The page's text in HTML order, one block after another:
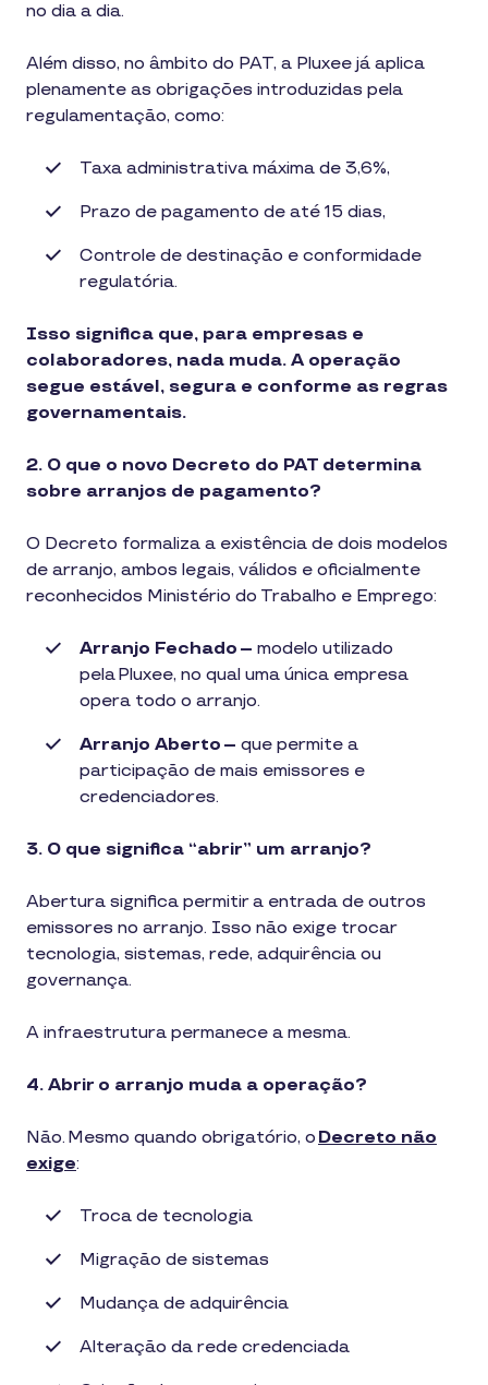
no dia a dia.
Além disso, no âmbito do PAT, a Pluxee já aplica
plenamente as obrigações introduzidas pela
regulamentação, como:
Taxa administrativa máxima de 3,6%,
Prazo de pagamento de até 15 dias,
Controle de destinação e conformidade
regulatória.
Isso significa que, para empresas e
colaboradores, nada muda. A operação
segue estável, segura e conforme as regras
governamentais.
2. O que o novo Decreto do PAT determina
sobre arranjos de pagamento?
O Decreto formaliza a existência de dois modelos
de arranjo, ambos legais, válidos e oficialmente
reconhecidos Ministério do Trabalho e Emprego:
Arranjo Fechado – modelo utilizado
pela Pluxee, no qual uma única empresa
opera todo o arranjo.
Arranjo Aberto – que permite a
participação de mais emissores e
credenciadores.
3. O que significa “abrir” um arranjo?
Abertura significa permitir a entrada de outros
emissores no arranjo. Isso não exige trocar
tecnologia, sistemas, rede, adquirência ou
governança.
A infraestrutura permanece a mesma.
4. Abrir o arranjo muda a operação?
Não. Mesmo quando obrigatório, o Decreto não
exige:
Troca de tecnologia
Migração de sistemas
Mudança de adquirência
Alteração da rede credenciada